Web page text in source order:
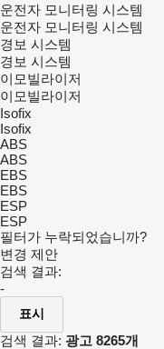
운전자 모니터링 시스템
운전자 모니터링 시스템
경보 시스템
경보 시스템
이모빌라이저
이모빌라이저
Isofix
Isofix
ABS
ABS
EBS
EBS
ESP
ESP
필터가 누락되었습니까?
변경 제안
검색 결과:
-
표시
검색 결과: 광고 8265개